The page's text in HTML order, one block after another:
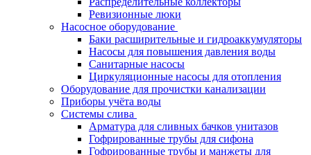
Ревизионные люки
Насосное оборудование
Баки расширительные и гидроаккумуляторы
Насосы для повышения давления воды
Санитарные насосы
Циркуляционные насосы для отопления
Оборудование для прочистки канализации
Приборы учёта воды
Системы слива
Арматура для сливных бачков унитазов
Гофрированные трубы для сифона
Гофрированные трубы и манжеты для